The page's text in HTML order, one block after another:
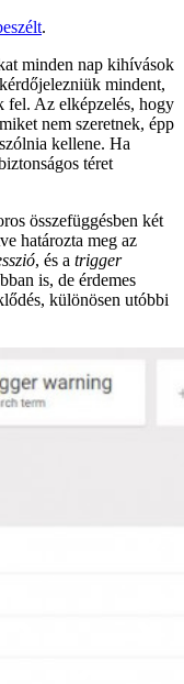
.
minden nap kihívások
mindent,
fel. Az elképzelés, hogy
nem szeretnek, épp
kellene. Ha
téret
összefüggésben két
határozta meg az
, és a trigger
is, de érdemes
különösen utóbbi